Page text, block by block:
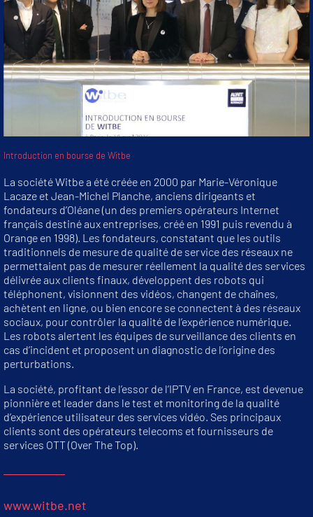
Introduction en bourse de Witbe
La société Witbe a été créée en 2000 par Marie-Véronique
Lacaze et Jean-Michel Planche, anciens dirigeants et
fondateurs d’Oléane (un des premiers opérateurs Internet
français destiné aux entreprises, créé en 1991 puis revendu à
Orange en 1998). Les fondateurs, constatant que les outils
traditionnels de mesure de qualité de service des réseaux ne
permettaient pas de mesurer réellement la qualité des services
délivrée aux clients finaux, développent des robots qui
téléphonent, visionnent des vidéos, changent de chaînes,
achètent en ligne, ou bien encore se connectent à des réseaux
sociaux, pour contrôler la qualité de l’expérience numérique.
Les robots alertent les équipes de surveillance des clients en
cas d’incident et proposent un diagnostic de l’origine des
perturbations.
La société, profitant de l’essor de l’IPTV en France, est devenue
pionnière et leader dans le test et monitoring de la qualité
d’expérience utilisateur des services vidéo. Ses principaux
clients sont des opérateurs telecoms et fournisseurs de
services OTT (Over The Top).
www.witbe.net